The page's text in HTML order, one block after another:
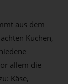
aus dem
Kuchen,
allem die
Käse,